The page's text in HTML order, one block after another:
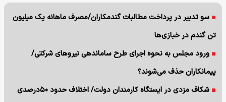
سو تدبیر در پرداخت مطالبات گندمکاران/مصرف ماهانه یک میلیون
تن گندم در خبازی‌ها
ورود مجلس به نحوه اجرای طرح ساماندهی نیروهای شرکتی/
پیمانکاران حذف می‌شوند؟
شکاف مزدی در ایستگاه کارمندان دولت/ اختلاف حدود ۵۰درصدی